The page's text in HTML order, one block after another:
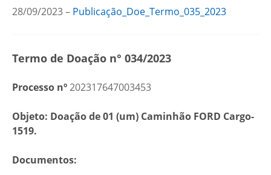
28/09/2023 – Publicação_Doe_Termo_035_2023
Termo de Doação n° 034/2023
Processo nº202317647003453
Objeto: Doação de 01 (um) Caminhão FORD Cargo-
1519.
Documentos: